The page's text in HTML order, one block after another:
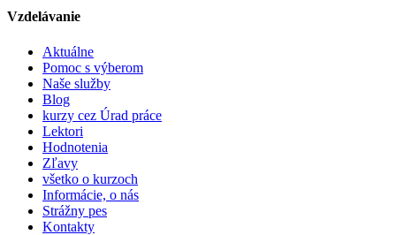
Vzdelávanie
Aktuálne
Pomoc s výberom
Naše služby
Blog
kurzy cez Úrad práce
Lektori
Hodnotenia
Zľavy
všetko o kurzoch
Informácie, o nás
Strážny pes
Kontakty